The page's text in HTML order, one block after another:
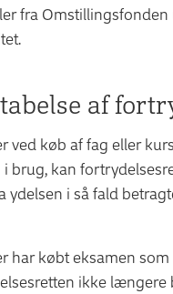
fra Omstillingsfonden
af
ved køb af fag eller
i brug, kan
ydelsen i så fald
har købt eksamen
ikke længere